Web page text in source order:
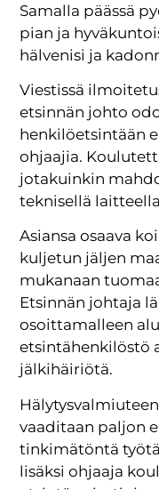
Samalla päässä
pian ja
hälvenisi ja
Viestissä
etsinnän johto
henkilöetsintään
ohjaajia.
jotakuinkin
teknisellä
Asiansa osaava
kuljetun jäljen
mukanaan
Etsinnän johtaja
osoittamalleen
etsintähenkilöstö
jälkihäiriötä.
vaaditaan paljon
tinkimätöntä
lisäksi ohjaaja